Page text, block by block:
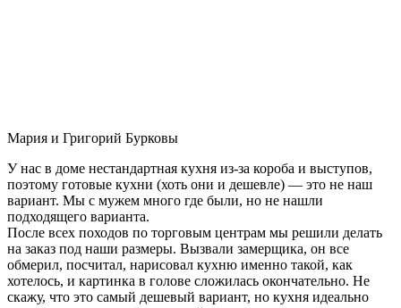
Мария и Григорий Бурковы
У нас в доме нестандартная кухня из-за короба и выступов,
поэтому готовые кухни (хоть они и дешевле) — это не наш
вариант. Мы с мужем много где были, но не нашли
подходящего варианта.
После всех походов по торговым центрам мы решили делать
на заказ под наши размеры. Вызвали замерщика, он все
обмерил, посчитал, нарисовал кухню именно такой, как
хотелось, и картинка в голове сложилась окончательно. Не
скажу, что это самый дешевый вариант, но кухня идеально